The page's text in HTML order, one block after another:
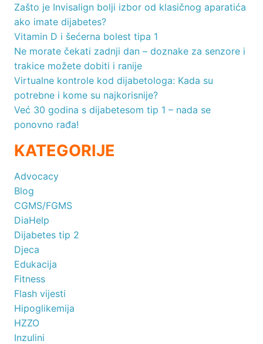
Zašto je Invisalign bolji izbor od klasičnog aparatića
ako imate dijabetes?
Vitamin D i šećerna bolest tipa 1
Ne morate čekati zadnji dan – doznake za senzore i
trakice možete dobiti i ranije
Virtualne kontrole kod dijabetologa: Kada su
potrebne i kome su najkorisnije?
Već 30 godina s dijabetesom tip 1 – nada se
ponovno rađa!
KATEGORIJE
Advocacy
Blog
CGMS/FGMS
DiaHelp
Dijabetes tip 2
Djeca
Edukacija
Fitness
Flash vijesti
Hipoglikemija
HZZO
Inzulini